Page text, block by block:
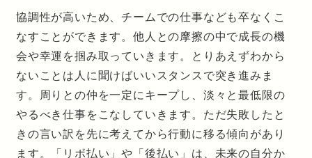
協調性が高いため、チームでの仕事なども卒なくこ
なすことができます。他人との摩擦の中で成長の機
会や幸運を掴み取っていきます。とりあえずわから
ないことは人に聞けばいいスタンスで突き進みま
す。周りとの仲を一定にキープし、淡々と最低限の
やるべき仕事をこなしていきます。ただ失敗したと
きの言い訳を先に考えてから行動に移る傾向があり
ます。「リボ払い」や「後払い」は、未来の自分か